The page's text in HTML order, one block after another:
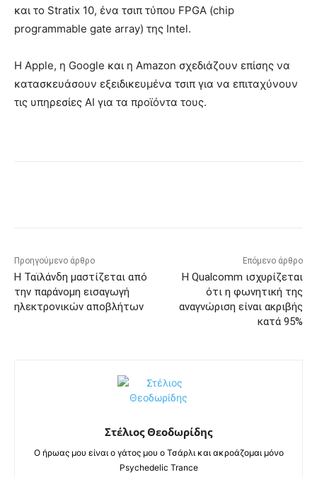
και το Stratix 10, ένα τσιπ τύπου FPGA (chip
programmable gate array) της Intel.
Η Apple, η Google και η Amazon σχεδιάζουν επίσης να
κατασκευάσουν εξειδικευμένα τσιπ για να επιταχύνουν
τις υπηρεσίες AI για τα προϊόντα τους.
Προηγούμενο άρθρο
Η Ταϊλάνδη μαστίζεται από
την παράνομη εισαγωγή
ηλεκτρονικών αποβλήτων
Επόμενο άρθρο
Η Qualcomm ισχυρίζεται
ότι η φωνητική της
αναγνώριση είναι ακριβής
κατά 95%
Στέλιος Θεοδωρίδης
Ο ήρωας μου είναι ο γάτος μου ο Τσάρλι και ακροάζομαι μόνο
Psychedelic Trance